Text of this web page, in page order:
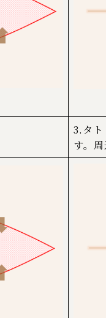
3.タト
す。